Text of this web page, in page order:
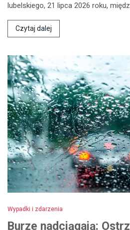
lubelskiego, 21 lipca 2026 roku,
Czytaj dalej
Wypadki i zdarzenia
Burze nadciągają: